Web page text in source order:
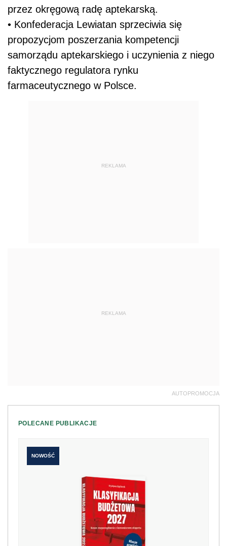
przez okręgową radę aptekarską.
• Konfederacja Lewiatan sprzeciwia się
propozycjom poszerzania kompetencji
samorządu aptekarskiego i uczynienia z niego
faktycznego regulatora rynku
farmaceutycznego w Polsce.
REKLAMA
REKLAMA
AUTOPROMOCJA
POLECANE PUBLIKACJE
NOWOŚĆ